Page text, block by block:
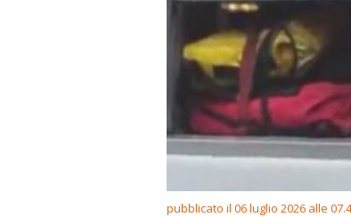
pubblicato il 06 luglio 2026 alle